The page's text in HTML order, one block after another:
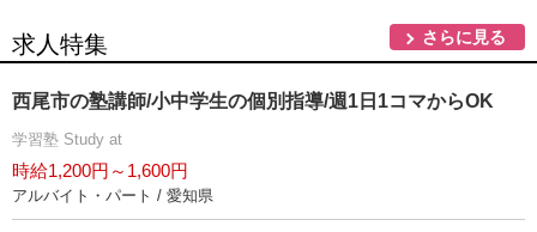
求人特集 さらに見る
西尾市の塾講師/小中学生の個別指導/週1日1コマからOK
学習塾 Study at
時給1,200円～1,600円
アルバイト・パート / 愛知県